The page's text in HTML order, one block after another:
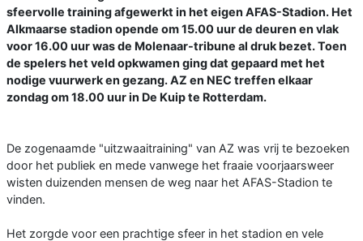
sfeervolle training afgewerkt in het eigen AFAS-Stadion. Het
Alkmaarse stadion opende om 15.00 uur de deuren en vlak
voor 16.00 uur was de Molenaar-tribune al druk bezet. Toen
de spelers het veld opkwamen ging dat gepaard met het
nodige vuurwerk en gezang. AZ en NEC treffen elkaar
zondag om 18.00 uur in De Kuip te Rotterdam.
De zogenaamde "uitzwaaitraining" van AZ was vrij te bezoeken
door het publiek en mede vanwege het fraaie voorjaarsweer
wisten duizenden mensen de weg naar het AFAS-Stadion te
vinden.
Het zorgde voor een prachtige sfeer in het stadion en vele